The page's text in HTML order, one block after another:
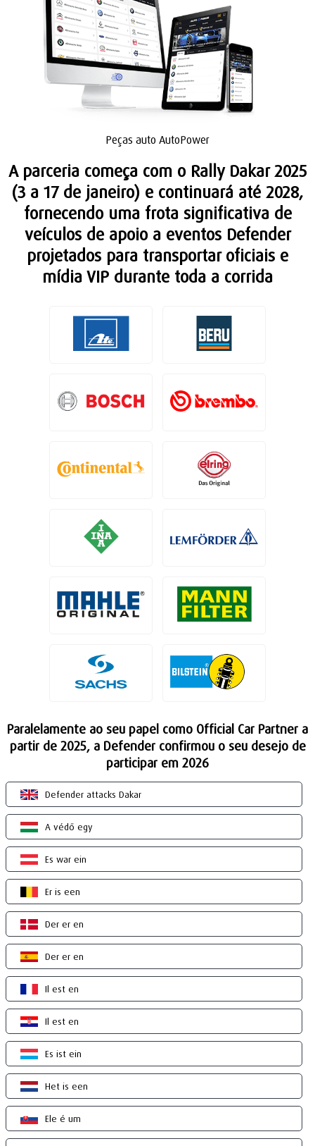
Peças auto AutoPower
A parceria começa com o Rally Dakar 2025
(3 a 17 de janeiro) e continuará até 2028,
fornecendo uma frota significativa de
veículos de apoio a eventos Defender
projetados para transportar oficiais e
mídia VIP durante toda a corrida
Paralelamente ao seu papel como Official Car Partner a
partir de 2025, a Defender confirmou o seu desejo de
participar em 2026
Defender attacks Dakar
A védő egy
Es war ein
Er is een
Der er en
Der er en
Il est en
Il est en
Es ist ein
Het is een
Ele é um